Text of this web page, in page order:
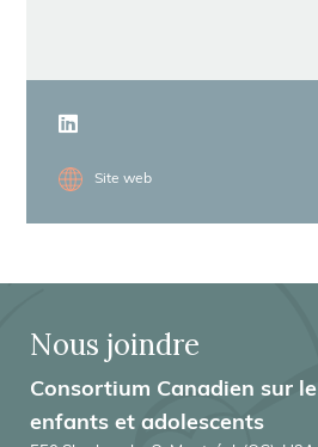
Site web
Nous joindre
Consortium Canadien sur
enfants et adolescents